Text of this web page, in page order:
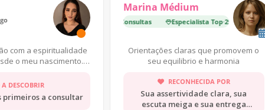
com a espiritualidade
o meu nascimento.
A DESCOBRIR
primeiros a consultar
Marina Médium
Especialista Top 25 000 Consultas Especialista Top ·25 000 Consultas
Orientações claras que promovem o
seu equilibrio e harmonia
RECONHECIDA POR
Sua assertividade clara, sua
escuta meiga e sua entrega